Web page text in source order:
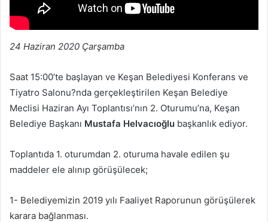
24 Haziran 2020 Çarşamba
Saat 15:00’te başlayan ve Keşan Belediyesi Konferans ve
Tiyatro Salonu?nda gerçekleştirilen Keşan Belediye
Meclisi Haziran Ayı Toplantısı’nın 2. Oturumu’na, Keşan
Belediye Başkanı Mustafa Helvacıoğlu başkanlık ediyor.
Toplantıda 1. oturumdan 2. oturuma havale edilen şu
maddeler ele alınıp görüşülecek;
1- Belediyemizin 2019 yılı Faaliyet Raporunun görüşülerek
karara bağlanması.